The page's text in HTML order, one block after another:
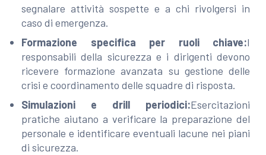
segnalare attività sospette e a chi rivolgersi in
caso di emergenza.
Formazione specifica per ruoli chiave:I
responsabili della sicurezza e i dirigenti devono
ricevere formazione avanzata su gestione delle
crisi e coordinamento delle squadre di risposta.
Simulazioni e drill periodici:Esercitazioni
pratiche aiutano a verificare la preparazione del
personale e identificare eventuali lacune nei piani
di sicurezza.